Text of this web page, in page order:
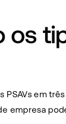
os
PSAVs em
empresa